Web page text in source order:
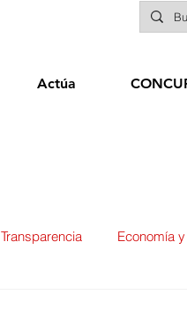
Actúa
Transparencia Economía